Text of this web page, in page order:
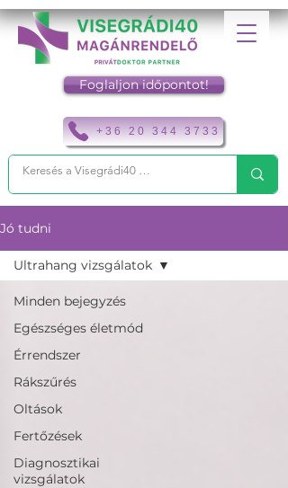
+36 20 344 3733
Foglaljon időpontot!
Jó tudni
Minden bejegyzés
Egészséges életmód
Érrendszer
Rákszűrés
Oltások
Fertőzések
Diagnosztikai
vizsgálatok
Ultrahang vizsgálatok